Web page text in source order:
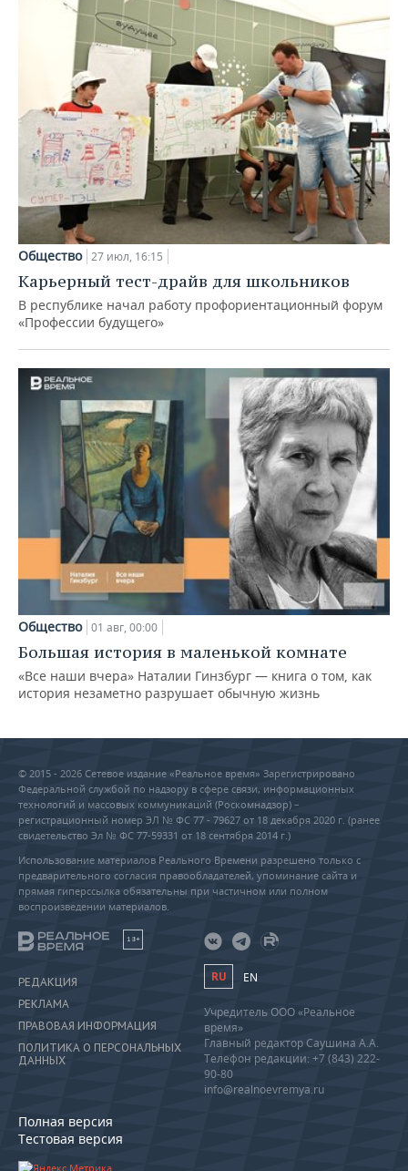
Общество 27 июл, 16:15
Карьерный тест-драйв для школьников
В республике начал работу профориентационный форум
«Профессии будущего»
Общество 01 авг, 00:00
Большая история в маленькой комнате
«Все наши вчера» Наталии Гинзбург — книга о том, как
история незаметно разрушает обычную жизнь
© 2015 - 2026 Сетевое издание «Реальное время» Зарегистрировано
Федеральной службой по надзору в сфере связи, информационных
технологий и массовых коммуникаций (Роскомнадзор) –
регистрационный номер ЭЛ № ФС 77 - 79627 от 18 декабря 2020 г. (ранее
свидетельство Эл № ФС 77-59331 от 18 сентября 2014 г.)
Использование материалов Реального Времени разрешено только с
предварительного согласия правообладателей, упоминание сайта и
прямая гиперссылка обязательны при частичном или полном
воспроизведении материалов.
18+
РЕДАКЦИЯ
РЕКЛАМА
ПРАВОВАЯ ИНФОРМАЦИЯ
ПОЛИТИКА О ПЕРСОНАЛЬНЫХ
ДАННЫХ
Полная версия
Тестовая версия
RU EN
Учредитель ООО «Реальное
время»
Главный редактор Саушина А.А.
Телефон редакции: +7 (843) 222-
90-80
info@realnoevremya.ru